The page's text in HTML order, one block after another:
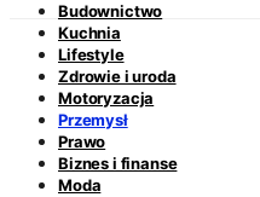
Budownictwo
Kuchnia
Lifestyle
Zdrowie i uroda
Motoryzacja
Przemysł
Prawo
Biznes i finanse
Moda